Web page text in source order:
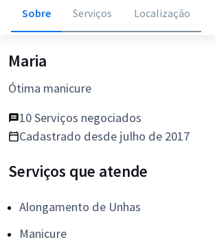
Sobre Serviços Localização
Maria
Ótima manicure
10 Serviços negociados
Cadastrado desde julho de 2017
Serviços que atende
Alongamento de Unhas
Manicure